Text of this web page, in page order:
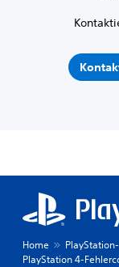
Home
PlayStation 4-